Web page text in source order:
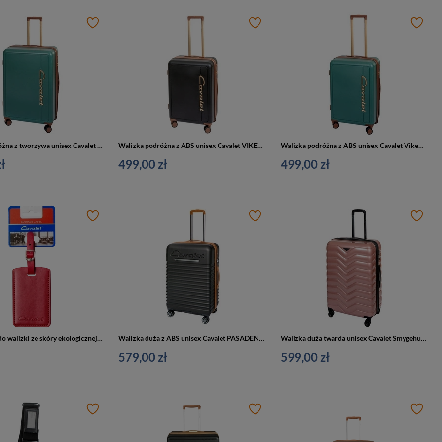
Walizka podróżna z tworzywa unisex Cavalet VIKEN L duża na 4 kółkach zielona Walizka podróżna z ABS unisex Cavalet VIKEN M średnia czarna
499,00 zł
Walizka podróżna z ABS unisex Cavalet Viken średnia na 4 kółkach zielona
499,00 zł
Identyfikator do walizki ze skóry ekologicznej unisex Cavalet Dalby zawieszka czerwony Walizka duża z ABS unisex Cavalet PASADENA L podróżna duża antracyt
579,00 zł
Walizka duża twarda unisex Cavalet Smygehuk L podróżna na 4 kołach różowa
599,00 zł